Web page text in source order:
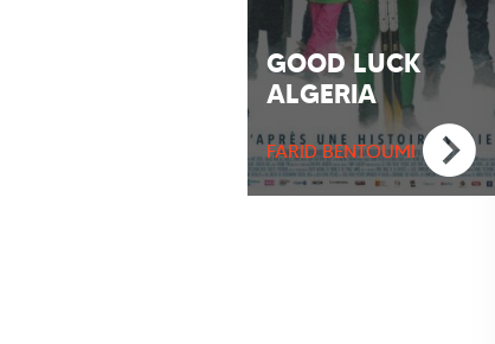
GOOD LUCK
ALGERIA
FARID BENTOUMI